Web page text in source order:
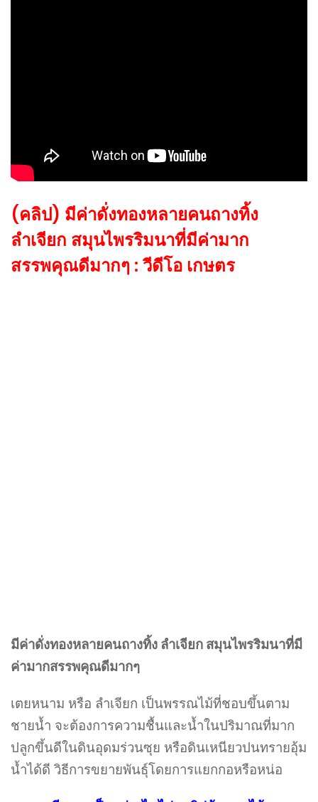
(คลิป) มีค่าดั่งทองหลายคนถางทิ้ง
ลำเจียก สมุนไพรริมนาที่มีค่ามาก
สรรพคุณดีมากๆ : วีดีโอ เกษตร
มีค่าดั่งทองหลายคนถางทิ้ง ลำเจียก สมุนไพรริมนาที่มี
ค่ามากสรรพคุณดีมากๆ
เตยหนาม หรือ ลำเจียก เป็นพรรณไม้ที่ชอบขึ้นตาม
ชายน้ำ จะต้องการความชื้นและน้ำในปริมาณที่มาก
ปลูกขึ้นดีในดินอุดมร่วนซุย หรือดินเหนียวปนทรายอุ้ม
น้ำได้ดี วิธีการขยายพันธุ์โดยการแยกกอหรือหน่อ